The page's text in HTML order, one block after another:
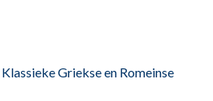
Griekse en Romeinse